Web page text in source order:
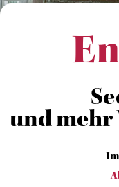
und mehr